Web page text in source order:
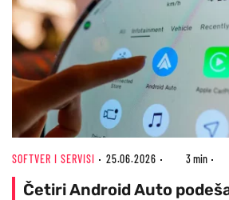
SOFTVER I SERVISI 25.06.2026 3 min
Četiri Android Auto